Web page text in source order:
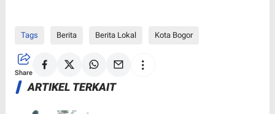
Tags Berita Berita Lokal Kota Bogor
Share
ARTIKEL TERKAIT